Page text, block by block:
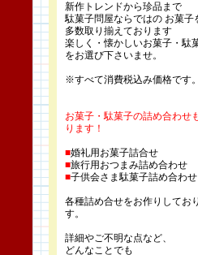
新作トレンドから珍品まで
駄菓子問屋ならではの お菓子
多数取り揃えております
楽しく・懐かしいお菓子・駄
をお選び下さいませ。
※すべて消費税込み価格です。
お菓子・駄菓子の詰め合わせ
ります！
■婚礼用お菓子詰合せ
■旅行用おつまみ詰め合わせ
■子供会さま駄菓子詰め合わせ
各種詰め合せをお作りしてお
す。
詳細やご不明な点など、
どんなことでも